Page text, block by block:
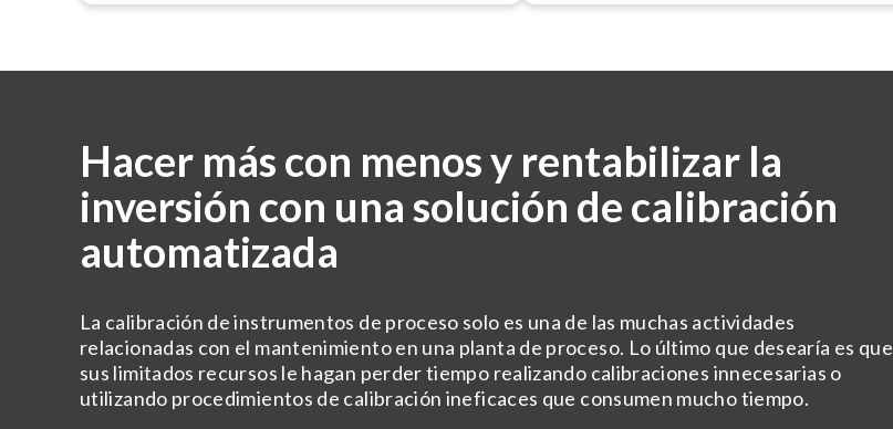
Hacer más con menos y rentabilizar la
inversión con una solución de calibración
automatizada
La calibración de instrumentos de proceso solo es una de las muchas actividades
relacionadas con el mantenimiento en una planta de proceso. Lo último que desearía es que
sus limitados recursos le hagan perder tiempo realizando calibraciones innecesarias o
utilizando procedimientos de calibración ineficaces que consumen mucho tiempo.